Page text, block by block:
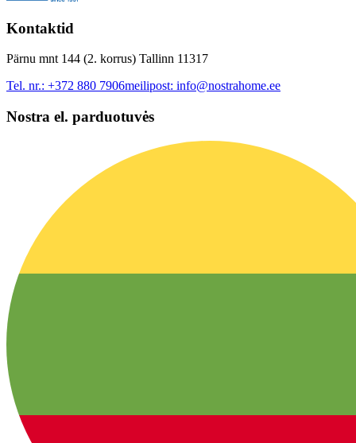
Kontaktid
Pärnu mnt 144 (2. korrus) Tallinn 11317
Tel. nr.: +372 880 7906meilipost: info@nostrahome.ee
Nostra el. parduotuvės